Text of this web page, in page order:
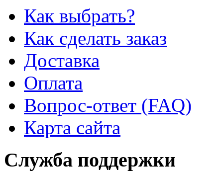
Как выбрать?
Как сделать заказ
Доставка
Оплата
Вопрос-ответ (FAQ)
Карта сайта
Служба поддержки